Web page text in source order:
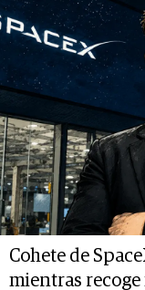
Cohete de
mientras recoge